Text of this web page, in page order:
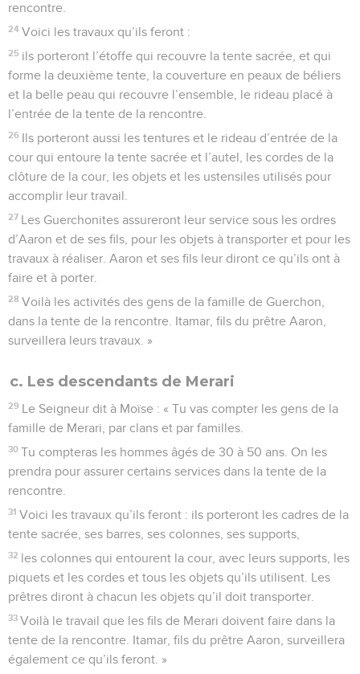
rencontre.
24 Voici les travaux qu’ils feront :
25 ils porteront l’étoffe qui recouvre la tente sacrée, et qui
forme la deuxième tente, la couverture en peaux de béliers
et la belle peau qui recouvre l’ensemble, le rideau placé à
l’entrée de la tente de la rencontre.
26 Ils porteront aussi les tentures et le rideau d’entrée de la
cour qui entoure la tente sacrée et l’autel, les cordes de la
clôture de la cour, les objets et les ustensiles utilisés pour
accomplir leur travail.
27 Les Guerchonites assureront leur service sous les ordres
d’Aaron et de ses fils, pour les objets à transporter et pour les
travaux à réaliser. Aaron et ses fils leur diront ce qu’ils ont à
faire et à porter.
28 Voilà les activités des gens de la famille de Guerchon,
dans la tente de la rencontre. Itamar, fils du prêtre Aaron,
surveillera leurs travaux. »
c. Les descendants de Merari
29 Le Seigneur dit à Moïse : « Tu vas compter les gens de la
famille de Merari, par clans et par familles.
30 Tu compteras les hommes âgés de 30 à 50 ans. On les
prendra pour assurer certains services dans la tente de la
rencontre.
31 Voici les travaux qu’ils feront : ils porteront les cadres de la
tente sacrée, ses barres, ses colonnes, ses supports,
32 les colonnes qui entourent la cour, avec leurs supports, les
piquets et les cordes et tous les objets qu’ils utilisent. Les
prêtres diront à chacun les objets qu’il doit transporter.
33 Voilà le travail que les fils de Merari doivent faire dans la
tente de la rencontre. Itamar, fils du prêtre Aaron, surveillera
également ce qu’ils feront. »